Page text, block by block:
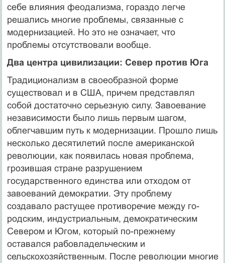
себе влияния феодализма, гораздо легче
решались многие пробле­мы, связанные с
модернизацией. Но это не означает, что
проблемы отсутствовали вообще.
Два центра цивилизации: Север против Юга
Традиционализм в своеобразной форме
существо­вал и в США, причем представлял
собой достаточно серьезную силу. Завоевание
независимости было лишь первым шагом,
облегчавшим путь к модернизации. Прошло лишь
несколько десятилетий после амери­канской
революции, как появилась новая проблема,
грозившая стране разрушением
государственного единства или отходом от
завоеваний демократии. Эту проблему
создавало растущее противоречие между го­
родским, индустриальным, демократическим
Севером и Югом, который по-прежнему
оставался рабовладель­ческим и
сельскохозяйственным. После революции многие